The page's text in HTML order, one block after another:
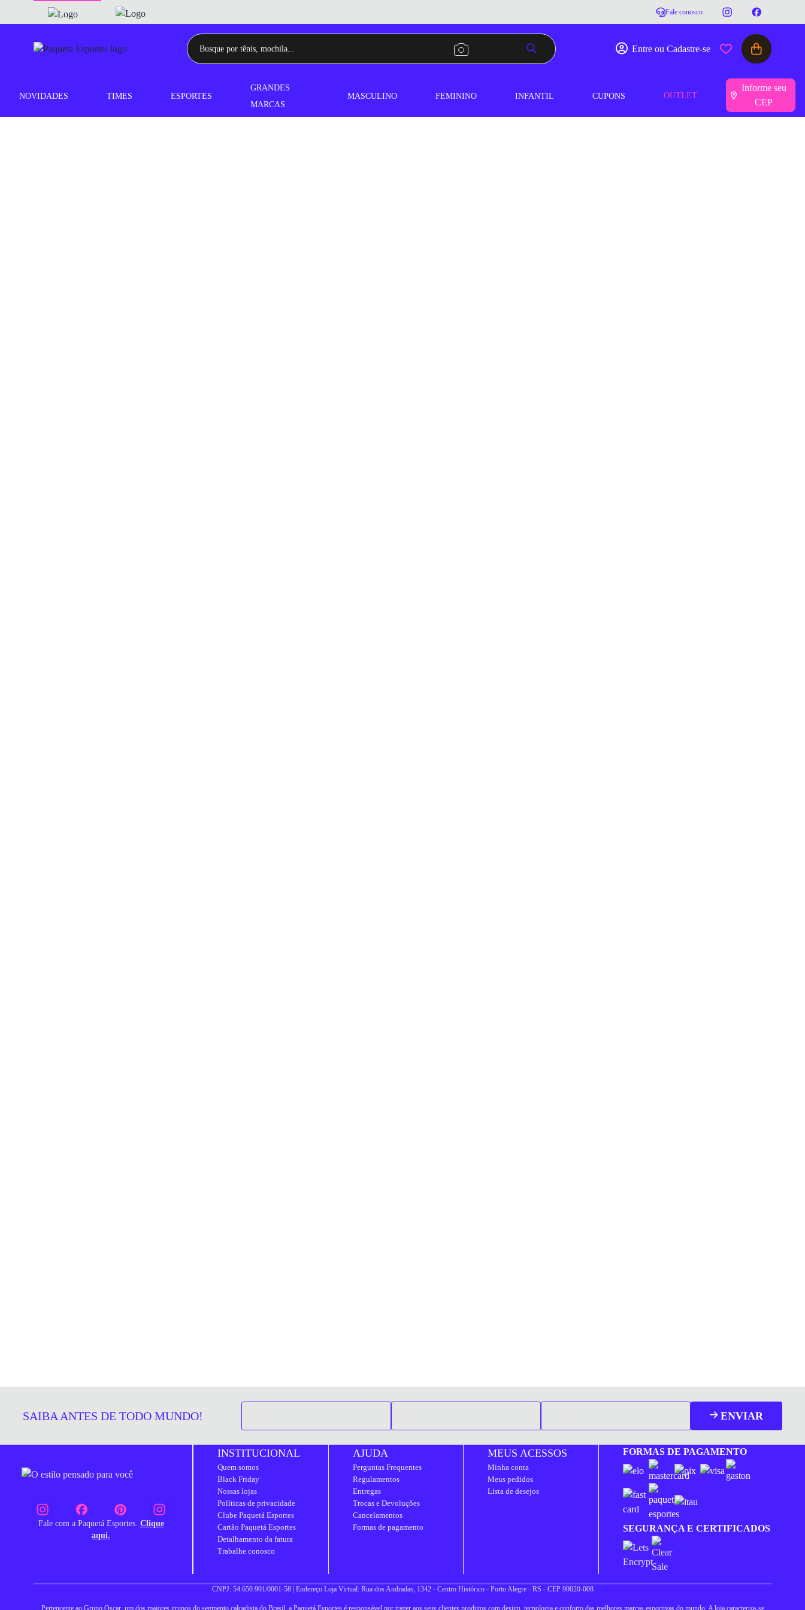
Fale conosco
Entre ou Cadastre-se
NOVIDADES TIMES ESPORTES
GRANDES
MARCAS
MASCULINO FEMININO INFANTIL CUPONS OUTLET
Informe seu
CEP
SAIBA ANTES DE TODO MUNDO! ENVIAR
Fale com a Paquetá Esportes. Clique
aqui.
INSTITUCIONAL
Quem somos
Black Friday
Nossas lojas
Políticas de privacidade
Clube Paquetá Esportes
Cartão Paquetá Esportes
Detalhamento da fatura
Trabalhe conosco
AJUDA
Perguntas Frequentes
Regulamentos
Entregas
Trocas e Devoluções
Cancelamentos
Formas de pagamento
MEUS ACESSOS
Minha conta
Meus pedidos
Lista de desejos
FORMAS DE PAGAMENTO
SEGURANÇA E CERTIFICADOS
CNPJ: 54.650.901/0001-58 | Endereço Loja Virtual: Rua dos Andradas, 1342 - Centro Histórico - Porto Alegre - RS - CEP 90020-008
Pertencente ao Grupo Oscar, um dos maiores grupos do segmento calçadista do Brasil, a Paquetá Esportes é responsável por trazer aos seus clientes produtos com design, tecnologia e conforto das melhores marcas esportivas do mundo. A loja caracteriza-se